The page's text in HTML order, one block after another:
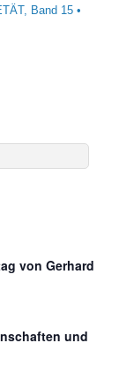
Band 15 •
von Gerhard
und